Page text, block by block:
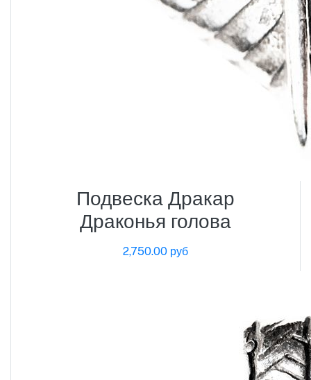
Подвеска Дракар
Драконья голова
2,750.00 руб